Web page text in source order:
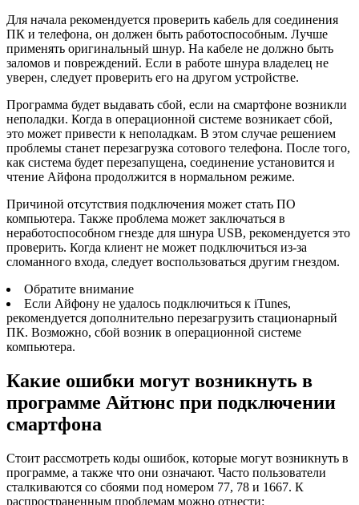
Для начала рекомендуется проверить кабель для соединения
ПК и телефона, он должен быть работоспособным. Лучше
применять оригинальный шнур. На кабеле не должно быть
заломов и повреждений. Если в работе шнура владелец не
уверен, следует проверить его на другом устройстве.
Программа будет выдавать сбой, если на смартфоне возникли
неполадки. Когда в операционной системе возникает сбой,
это может привести к неполадкам. В этом случае решением
проблемы станет перезагрузка сотового телефона. После того,
как система будет перезапущена, соединение установится и
чтение Айфона продолжится в нормальном режиме.
Причиной отсутствия подключения может стать ПО
компьютера. Также проблема может заключаться в
неработоспособном гнезде для шнура USB, рекомендуется это
проверить. Когда клиент не может подключиться из-за
сломанного входа, следует воспользоваться другим гнездом.
Обратите внимание
Если Айфону не удалось подключиться к iTunes,
рекомендуется дополнительно перезагрузить стационарный
ПК. Возможно, сбой возник в операционной системе
компьютера.
Какие ошибки могут возникнуть в
программе Айтюнс при подключении
смартфона
Стоит рассмотреть коды ошибок, которые могут возникнуть в
программе, а также что они означают. Часто пользователи
сталкиваются со сбоями под номером 77, 78 и 1667. К
распространенным проблемам можно отнести: